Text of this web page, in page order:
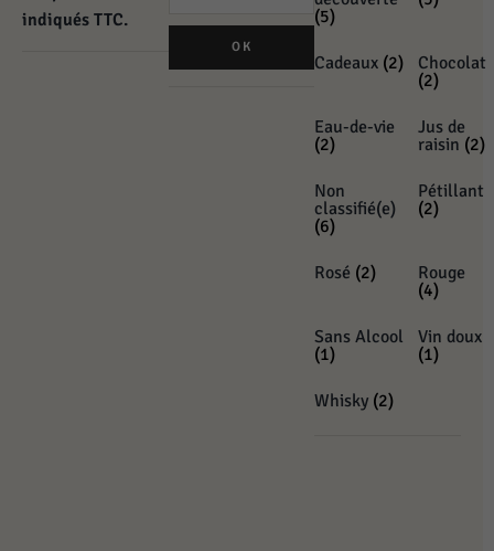
indiqués TTC.
OK
(5)
Cadeaux (2)
Chocolat
(2)
Eau-de-vie
(2)
Jus de
raisin (2)
Non
classifié(e)
(6)
Pétillant
(2)
Rosé (2)
Rouge
(4)
Sans Alcool
(1)
Vin doux
(1)
Whisky (2)